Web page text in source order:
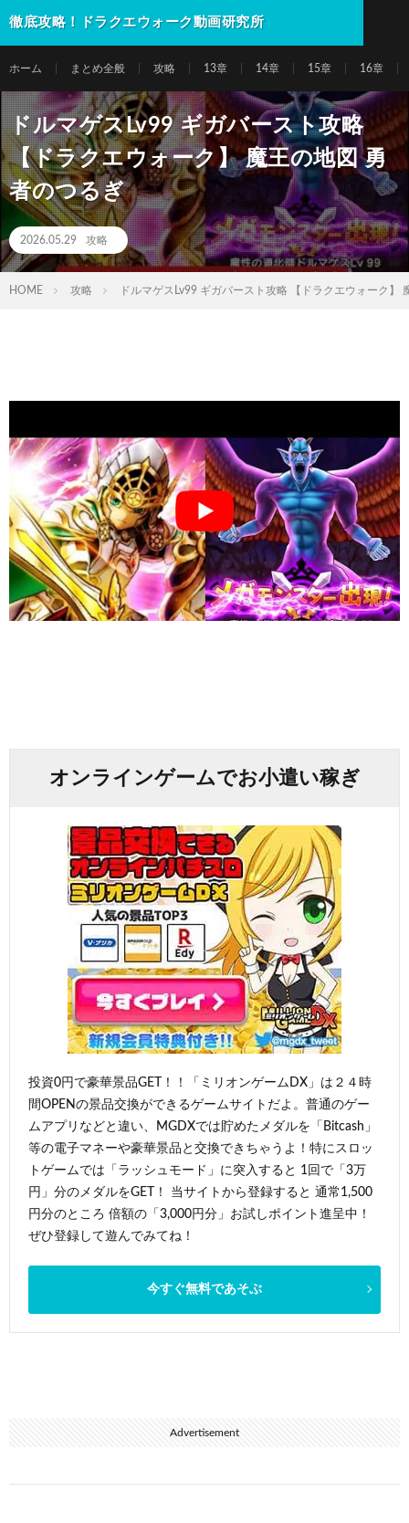
徹底攻略！ドラクエウォーク動画研究所
ホーム まとめ全般 攻略 13章 14章 15章 16章
ドルマゲスLv99 ギガバースト攻略
【ドラクエウォーク】 魔王の地図 勇
者のつるぎ
2026.05.29 攻略
HOME 攻略 ドルマゲスLv99 ギガバースト攻略 【ドラクエウォーク】
オンラインゲームでお小遣い稼ぎ
投資0円で豪華景品GET！！「ミリオンゲームDX」は２４時
間OPENの景品交換ができるゲームサイトだよ。普通のゲー
ムアプリなどと違い、MGDXでは貯めたメダルを「Bitcash」
等の電子マネーや豪華景品と交換できちゃうよ！特にスロッ
トゲームでは「ラッシュモード」に突入すると 1回で「3万
円」分のメダルをGET！ 当サイトから登録すると 通常1,500
円分のところ 倍額の「3,000円分」お試しポイント進呈中！
ぜひ登録して遊んでみてね！
今すぐ無料であそぶ
Advertisement